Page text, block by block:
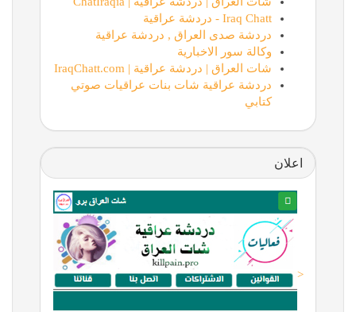
Iraq Chatt - دردشة عراقية
دردشة صدى العراق , دردشة عراقية
وكالة سور الاخبارية
شات العراق | دردشة عراقية | IraqChatt.com
دردشة عراقية شات بنات عراقيات صوتي
كتابي
اعلان
<